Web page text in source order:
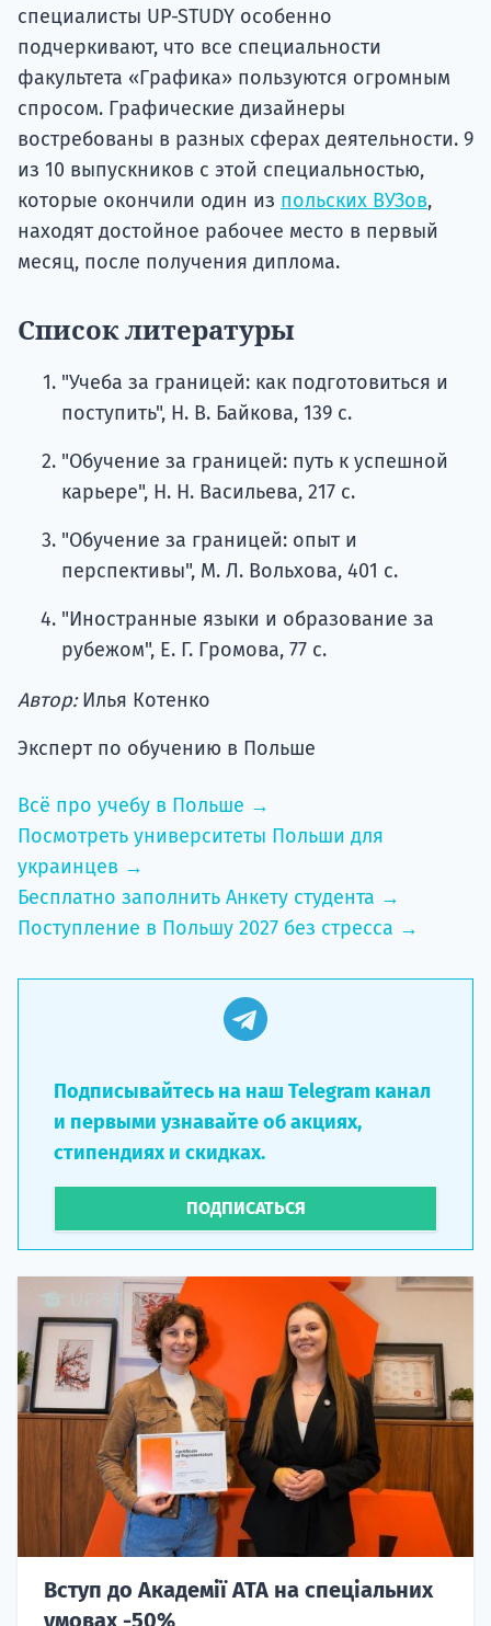
специалисты UP-STUDY особенно
подчеркивают, что все специальности
факультета «Графика» пользуются огромным
спросом. Графические дизайнеры
востребованы в разных сферах деятельности. 9
из 10 выпускников с этой специальностью,
которые окончили один из польских ВУЗов,
находят достойное рабочее место в первый
месяц, после получения диплома.
Список литературы
"Учеба за границей: как подготовиться и
поступить", Н. В. Байкова, 139 с.
"Обучение за границей: путь к успешной
карьере", Н. Н. Васильева, 217 с.
"Обучение за границей: опыт и
перспективы", М. Л. Вольхова, 401 с.
"Иностранные языки и образование за
рубежом", Е. Г. Громова, 77 с.
Автор:Илья Котенко
Эксперт по обучению в Польше
Всё про учебу в Польше →
Посмотреть университеты Польши для
украинцев →
Бесплатно заполнить Анкету студента →
Поступление в Польшу 2027 без стресса →
Подписывайтесь на наш Telegram канал
и первыми узнавайте об акциях,
стипендиях и скидках.
ПОДПИСАТЬСЯ
Вступ до Академії ATA на спеціальних
умовах -50%